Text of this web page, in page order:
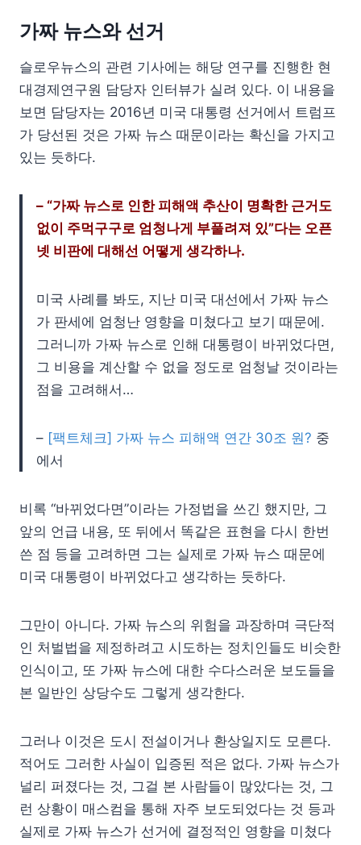
가짜 뉴스와 선거
슬로우뉴스의 관련 기사에는 해당 연구를 진행한 현
대경제연구원 담당자 인터뷰가 실려 있다. 이 내용을
보면 담당자는 2016년 미국 대통령 선거에서 트럼프
가 당선된 것은 가짜 뉴스 때문이라는 확신을 가지고
있는 듯하다.
– “가짜 뉴스로 인한 피해액 추산이 명확한 근거도
없이 주먹구구로 엄청나게 부풀려져 있”다는 오픈
넷 비판에 대해선 어떻게 생각하나.
미국 사례를 봐도, 지난 미국 대선에서 가짜 뉴스
가 판세에 엄청난 영향을 미쳤다고 보기 때문에.
그러니까 가짜 뉴스로 인해 대통령이 바뀌었다면,
그 비용을 계산할 수 없을 정도로 엄청날 것이라는
점을 고려해서…
– [팩트체크] 가짜 뉴스 피해액 연간 30조 원? 중
에서
비록 “바뀌었다면”이라는 가정법을 쓰긴 했지만, 그
앞의 언급 내용, 또 뒤에서 똑같은 표현을 다시 한번
쓴 점 등을 고려하면 그는 실제로 가짜 뉴스 때문에
미국 대통령이 바뀌었다고 생각하는 듯하다.
그만이 아니다. 가짜 뉴스의 위험을 과장하며 극단적
인 처벌법을 제정하려고 시도하는 정치인들도 비슷한
인식이고, 또 가짜 뉴스에 대한 수다스러운 보도들을
본 일반인 상당수도 그렇게 생각한다.
그러나 이것은 도시 전설이거나 환상일지도 모른다.
적어도 그러한 사실이 입증된 적은 없다. 가짜 뉴스가
널리 퍼졌다는 것, 그걸 본 사람들이 많았다는 것, 그
런 상황이 매스컴을 통해 자주 보도되었다는 것 등과
실제로 가짜 뉴스가 선거에 결정적인 영향을 미쳤다